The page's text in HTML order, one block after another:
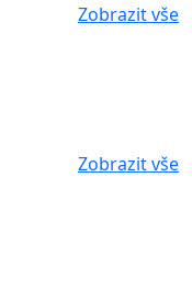
Zobrazit vše
Zobrazit vše